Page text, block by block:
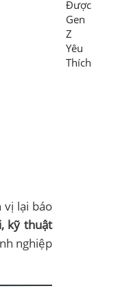
vị lại báo
kỹ thuật
nghiệp